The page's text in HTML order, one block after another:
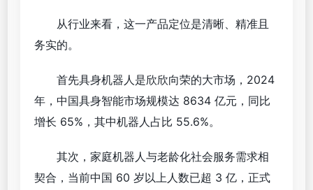
从行业来看，这一产品定位是清晰、精准且
务实的。
首先具身机器人是欣欣向荣的大市场，2024
年，中国具身智能市场规模达 8634 亿元，同比
增长 65%，其中机器人占比 55.6%。
其次，家庭机器人与老龄化社会服务需求相
契合，当前中国 60 岁以上人数已超 3 亿，正式